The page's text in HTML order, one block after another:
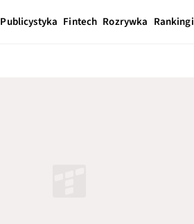
Publicystyka Fintech Rozrywka Rankingi